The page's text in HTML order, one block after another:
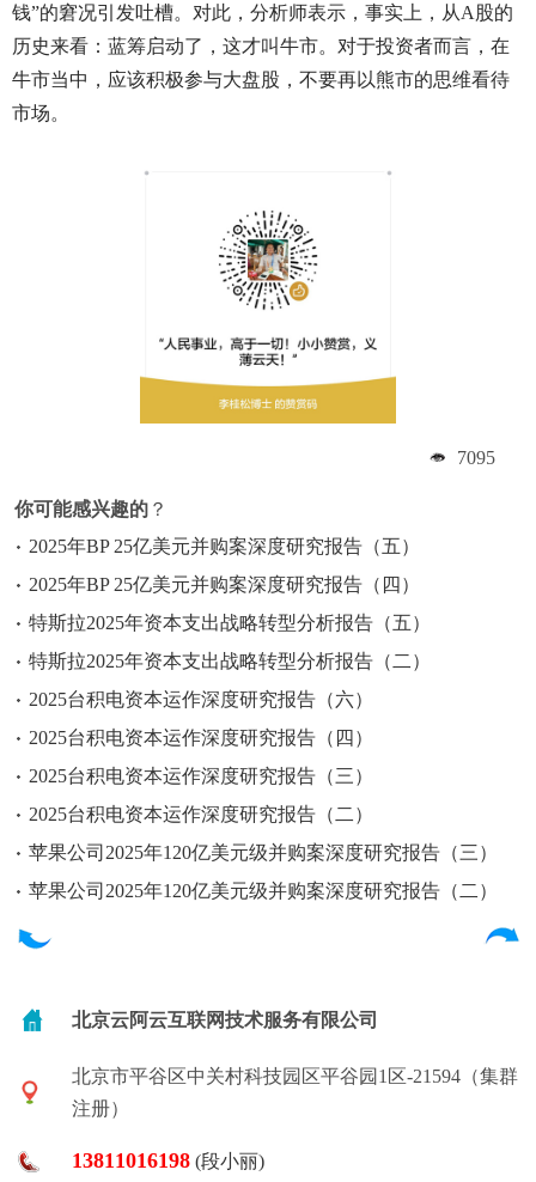
钱”的窘况引发吐槽。对此，分析师表示，事实上，从A股的
历史来看：蓝筹启动了，这才叫牛市。对于投资者而言，在
牛市当中，应该积极参与大盘股，不要再以熊市的思维看待
市场。
7095
你可能感兴趣的 ？
2025年BP 25亿美元并购案深度研究报告（五）
2025年BP 25亿美元并购案深度研究报告（四）
特斯拉2025年资本支出战略转型分析报告（五）
特斯拉2025年资本支出战略转型分析报告（二）
2025台积电资本运作深度研究报告（六）
2025台积电资本运作深度研究报告（四）
2025台积电资本运作深度研究报告（三）
2025台积电资本运作深度研究报告（二）
苹果公司2025年120亿美元级并购案深度研究报告（三）
苹果公司2025年120亿美元级并购案深度研究报告（二）
北京云阿云互联网技术服务有限公司
北京市平谷区中关村科技园区平谷园1区-21594（集群
注册）
13811016198 (段小丽)